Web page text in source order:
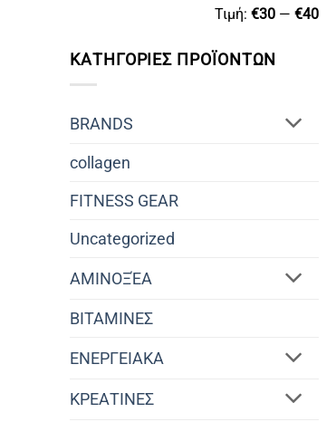
Τιμή: €30 — €40
ΚΑΤΗΓΟΡΙΕΣ ΠΡΟΪΟΝΤΩΝ
BRANDS
collagen
FITNESS GEAR
Uncategorized
ΑΜΙΝΟΞΈΑ
ΒΙΤΑΜΙΝΕΣ
ΕΝΕΡΓΕΙΑΚΑ
ΚΡΕΑΤΙΝΕΣ